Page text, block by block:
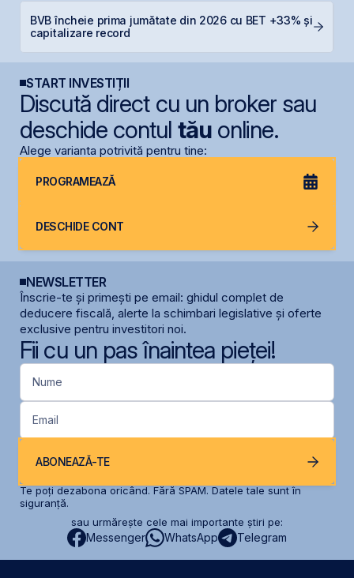
BVB încheie prima jumătate din 2026 cu BET +33% și
capitalizare record
START INVESTIȚII
Discută direct cu un broker sau
deschide contul tăuonline.
Alege varianta potrivită pentru tine:
PROGRAMEAZĂ
DESCHIDE CONT
NEWSLETTER
Înscrie-te și primești pe email: ghidul complet de
deducere fiscală, alerte la schimbari legislative și oferte
exclusive pentru investitori noi.
Fii cu un pas înaintea pieței!
Nume
Email
ABONEAZĂ-TE
Te poți dezabona oricând. Fără SPAM. Datele tale sunt în
siguranță.
sau urmărește cele mai importante știri pe:
Messenger WhatsApp Telegram